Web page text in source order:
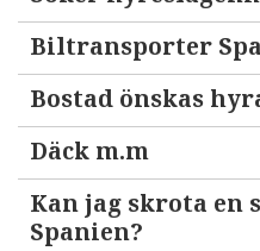
Biltransporter
Bostad önskas
Däck m.m
Kan jag skrota en
Spanien?